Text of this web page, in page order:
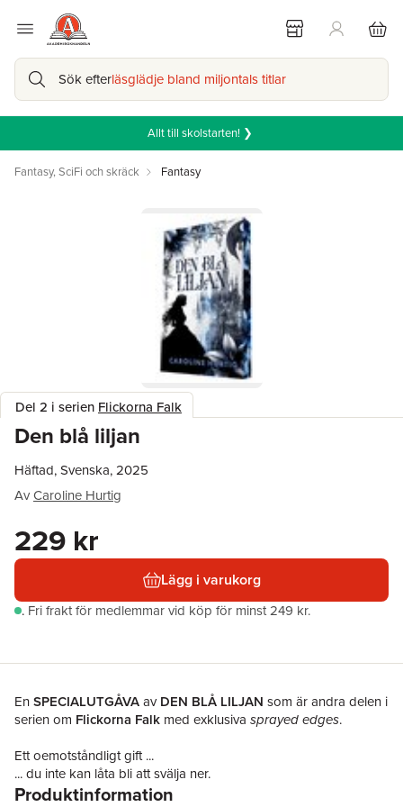
Sök efterläsglädje bland miljontals titlar
Allt till skolstarten! ❯
Fantasy, SciFi och skräck Fantasy
Del 2 i serien Flickorna Falk
Den blå liljan
Häftad, Svenska, 2025
AvCaroline Hurtig
229 kr
Lägg i varukorg
. Fri frakt för medlemmar vid köp för minst 249 kr.
EnSPECIALUTGÅVAavDEN BLÅ LILJAN som är andra delen i
serien om Flickorna Falk med exklusiva sprayed edges.
Ett oemotståndligt gift ...
... du inte kan låta bli att svälja ner.
Produktinformation